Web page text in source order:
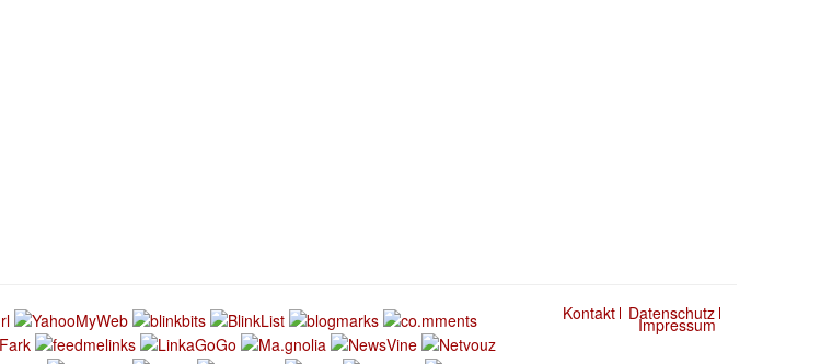
Kontakt Datenschutz
Impressum